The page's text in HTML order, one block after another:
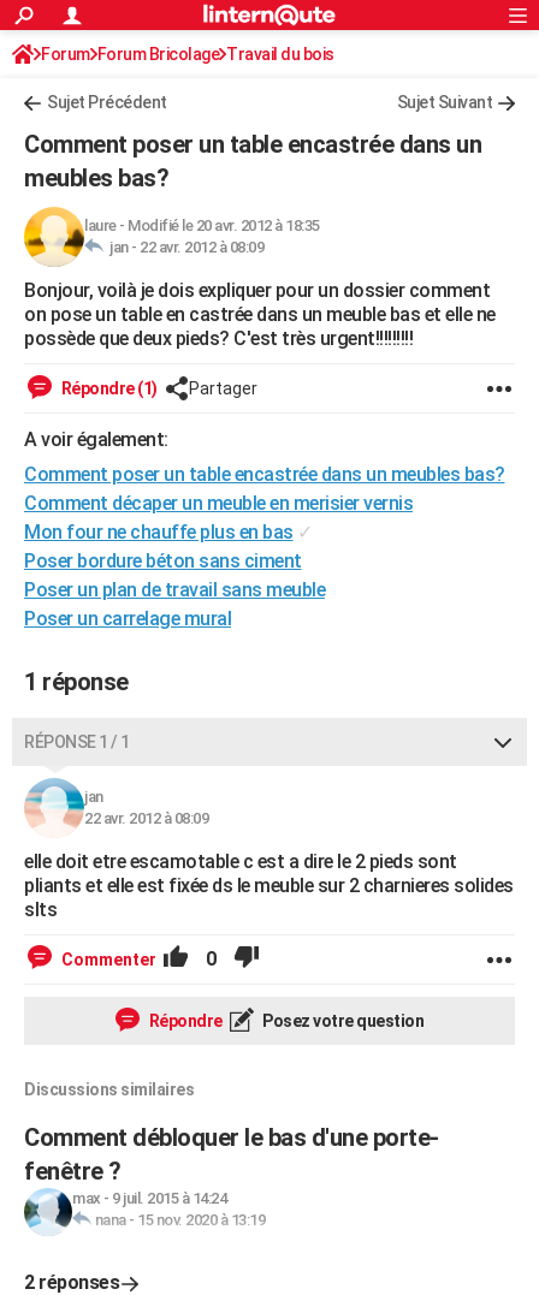
ACTUALITÉS
Politique
Société
Faits Divers
Education
Monde
Villes
+
Programme TV
Streaming
Sorties cinéma
Musique
FINANCE
Retraite
Impôts
Epargne
Immobilier
Risques naturels par ville
Banque
Assurance
Crédit
AUTO
Essais
Réserver un essai
Citadines
Berlines
SUV
Forum auto
HIGH-TECH
Mobiles
Meilleur smartphone
Internet
Ordinateurs
Jeux vidéo
Guide high-tech
+BRICOLAGE
WEEK-END
Art de vivre
Bien-être
Loisirs
ModeModes de vie
SANTE
Alimentation
Guide de la santé
Maladies
Médicaments
Sommeil
Destinations
City break
Voyage nature
Voyage de noces
Forum
Climat
PHOTO
GUIDES D'ACHAT
Dictionnaire
Biographies
Citations
Expressions
Proverbes
PROGRAMME TV
COPAINS D'AVANT
S'inscrire
Se connecter
Lycées
Collèges
Primaires
Universités
Entreprises
Service militaire
Avis de recherche
AVIS DE DÉCÈS
FORUM
S'inscrire
Connexion
Forum Forum Bricolage Travail du bois
Sujet Précédent Sujet Suivant
Comment poser un table encastrée dans un
meubles bas?
laure- Modifié le 20 avr. 2012 à 18:35
jan - 22 avr. 2012 à 08:09
Bonjour, voilà je dois expliquer pour un dossier comment
on pose un table en castrée dans un meuble bas et elle ne
possède que deux pieds? C'est très urgent!!!!!!!!!
Répondre (1) Partager
A voir également:
Comment poser un table encastrée dans un meubles bas?
Comment décaper un meuble en merisier vernis
Mon four ne chauffe plus en bas ✓
Poser bordure béton sans ciment
Poser un plan de travail sans meuble
Poser un carrelage mural
1 réponse
RÉPONSE 1 / 1
jan
22 avr. 2012 à 08:09
elle doit etre escamotable c est a dire le 2 pieds sont
pliants et elle est fixée ds le meuble sur 2 charnieres solides
slts
Commenter 0
Répondre Posez votre question
Discussions similaires
Comment débloquer le bas d'une porte-
fenêtre ?
max - 9 juil. 2015 à 14:24
nana- 15 nov. 2020 à 13:19
2 réponses